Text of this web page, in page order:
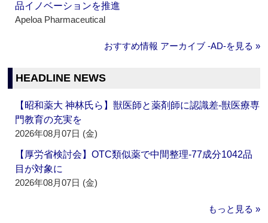
品イノベーションを推進
Apeloa Pharmaceutical
おすすめ情報 アーカイブ ‐AD‐を見る »
HEADLINE NEWS
【昭和薬大 神林氏ら】獣医師と薬剤師に認識差‐獣医療専
門教育の充実を
2026年08月07日 (金)
【厚労省検討会】OTC類似薬で中間整理‐77成分1042品
目が対象に
2026年08月07日 (金)
もっと見る »